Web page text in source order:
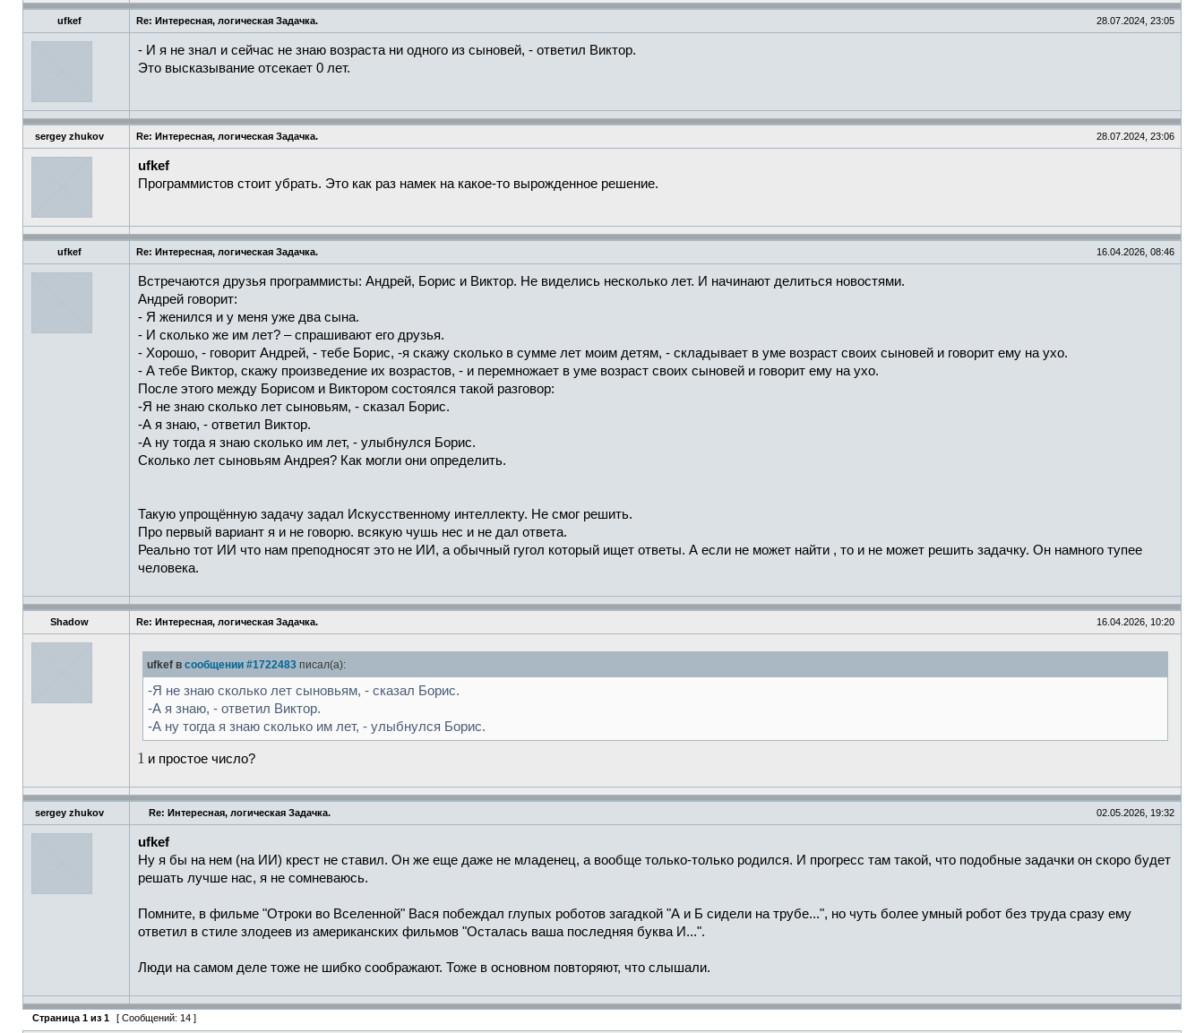
ufkef Re: Интересная, логическая Задачка. 28.07.2024, 23:05
- И я не знал и сейчас не знаю возраста ни одного из сыновей, - ответил Виктор.
Это высказывание отсекает 0 лет.
sergey zhukov Re: Интересная, логическая Задачка. 28.07.2024, 23:06
ufkef
Программистов стоит убрать. Это как раз намек на какое-то вырожденное решение.
ufkef Re: Интересная, логическая Задачка. 16.04.2026, 08:46
Встречаются друзья программисты: Андрей, Борис и Виктор. Не виделись несколько лет. И начинают делиться новостями.
Андрей говорит:
- Я женился и у меня уже два сына.
- И сколько же им лет? – спрашивают его друзья.
- Хорошо, - говорит Андрей, - тебе Борис, -я скажу сколько в сумме лет моим детям, - складывает в уме возраст своих сыновей и говорит ему на ухо.
- А тебе Виктор, скажу произведение их возрастов, - и перемножает в уме возраст своих сыновей и говорит ему на ухо.
После этого между Борисом и Виктором состоялся такой разговор:
-Я не знаю сколько лет сыновьям, - сказал Борис.
-А я знаю, - ответил Виктор.
-А ну тогда я знаю сколько им лет, - улыбнулся Борис.
Сколько лет сыновьям Андрея? Как могли они определить.
Такую упрощённую задачу задал Искусственному интеллекту. Не смог решить.
Про первый вариант я и не говорю. всякую чушь нес и не дал ответа.
Реально тот ИИ что нам преподносят это не ИИ, а обычный гугол который ищет ответы. А если не может найти , то и не может решить задачку. Он намного тупее
человека.
Shadow Re: Интересная, логическая Задачка. 16.04.2026, 10:20
ufkef в сообщении #1722483 писал(а):
-Я не знаю сколько лет сыновьям, - сказал Борис.
-А я знаю, - ответил Виктор.
-А ну тогда я знаю сколько им лет, - улыбнулся Борис.
и простое число?
sergey zhukov Re: Интересная, логическая Задачка. 02.05.2026, 19:32
ufkef
Ну я бы на нем (на ИИ) крест не ставил. Он же еще даже не младенец, а вообще только-только родился. И прогресс там такой, что подобные задачки он скоро будет
решать лучше нас, я не сомневаюсь.
Помните, в фильме "Отроки во Вселенной" Вася побеждал глупых роботов загадкой "А и Б сидели на трубе...", но чуть более умный робот без труда сразу ему
ответил в стиле злодеев из американских фильмов "Осталась ваша последняя буква И...".
Люди на самом деле тоже не шибко соображают. Тоже в основном повторяют, что слышали.
Страница 1 из 1 [ Сообщений: 14 ]